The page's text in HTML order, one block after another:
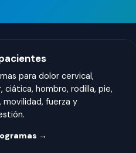
para dolor cervical,
ciática, hombro, rodilla, pie,
movilidad, fuerza y
→